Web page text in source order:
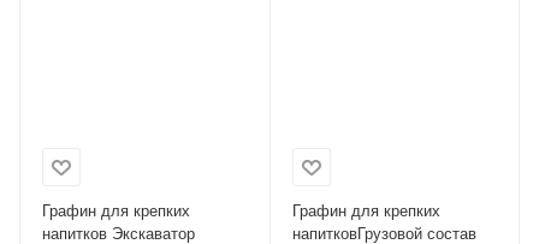
Графин для крепких
напитков Экскаватор
Графин для крепких
напитковГрузовой состав